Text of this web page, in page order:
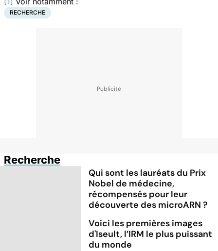
RECHERCHE
Recherche
Qui sont les lauréats du Prix
Nobel de médecine,
récompensés pour leur
découverte des microARN ?
Voici les premières images
d'Iseult, l’IRM le plus puissant
du monde